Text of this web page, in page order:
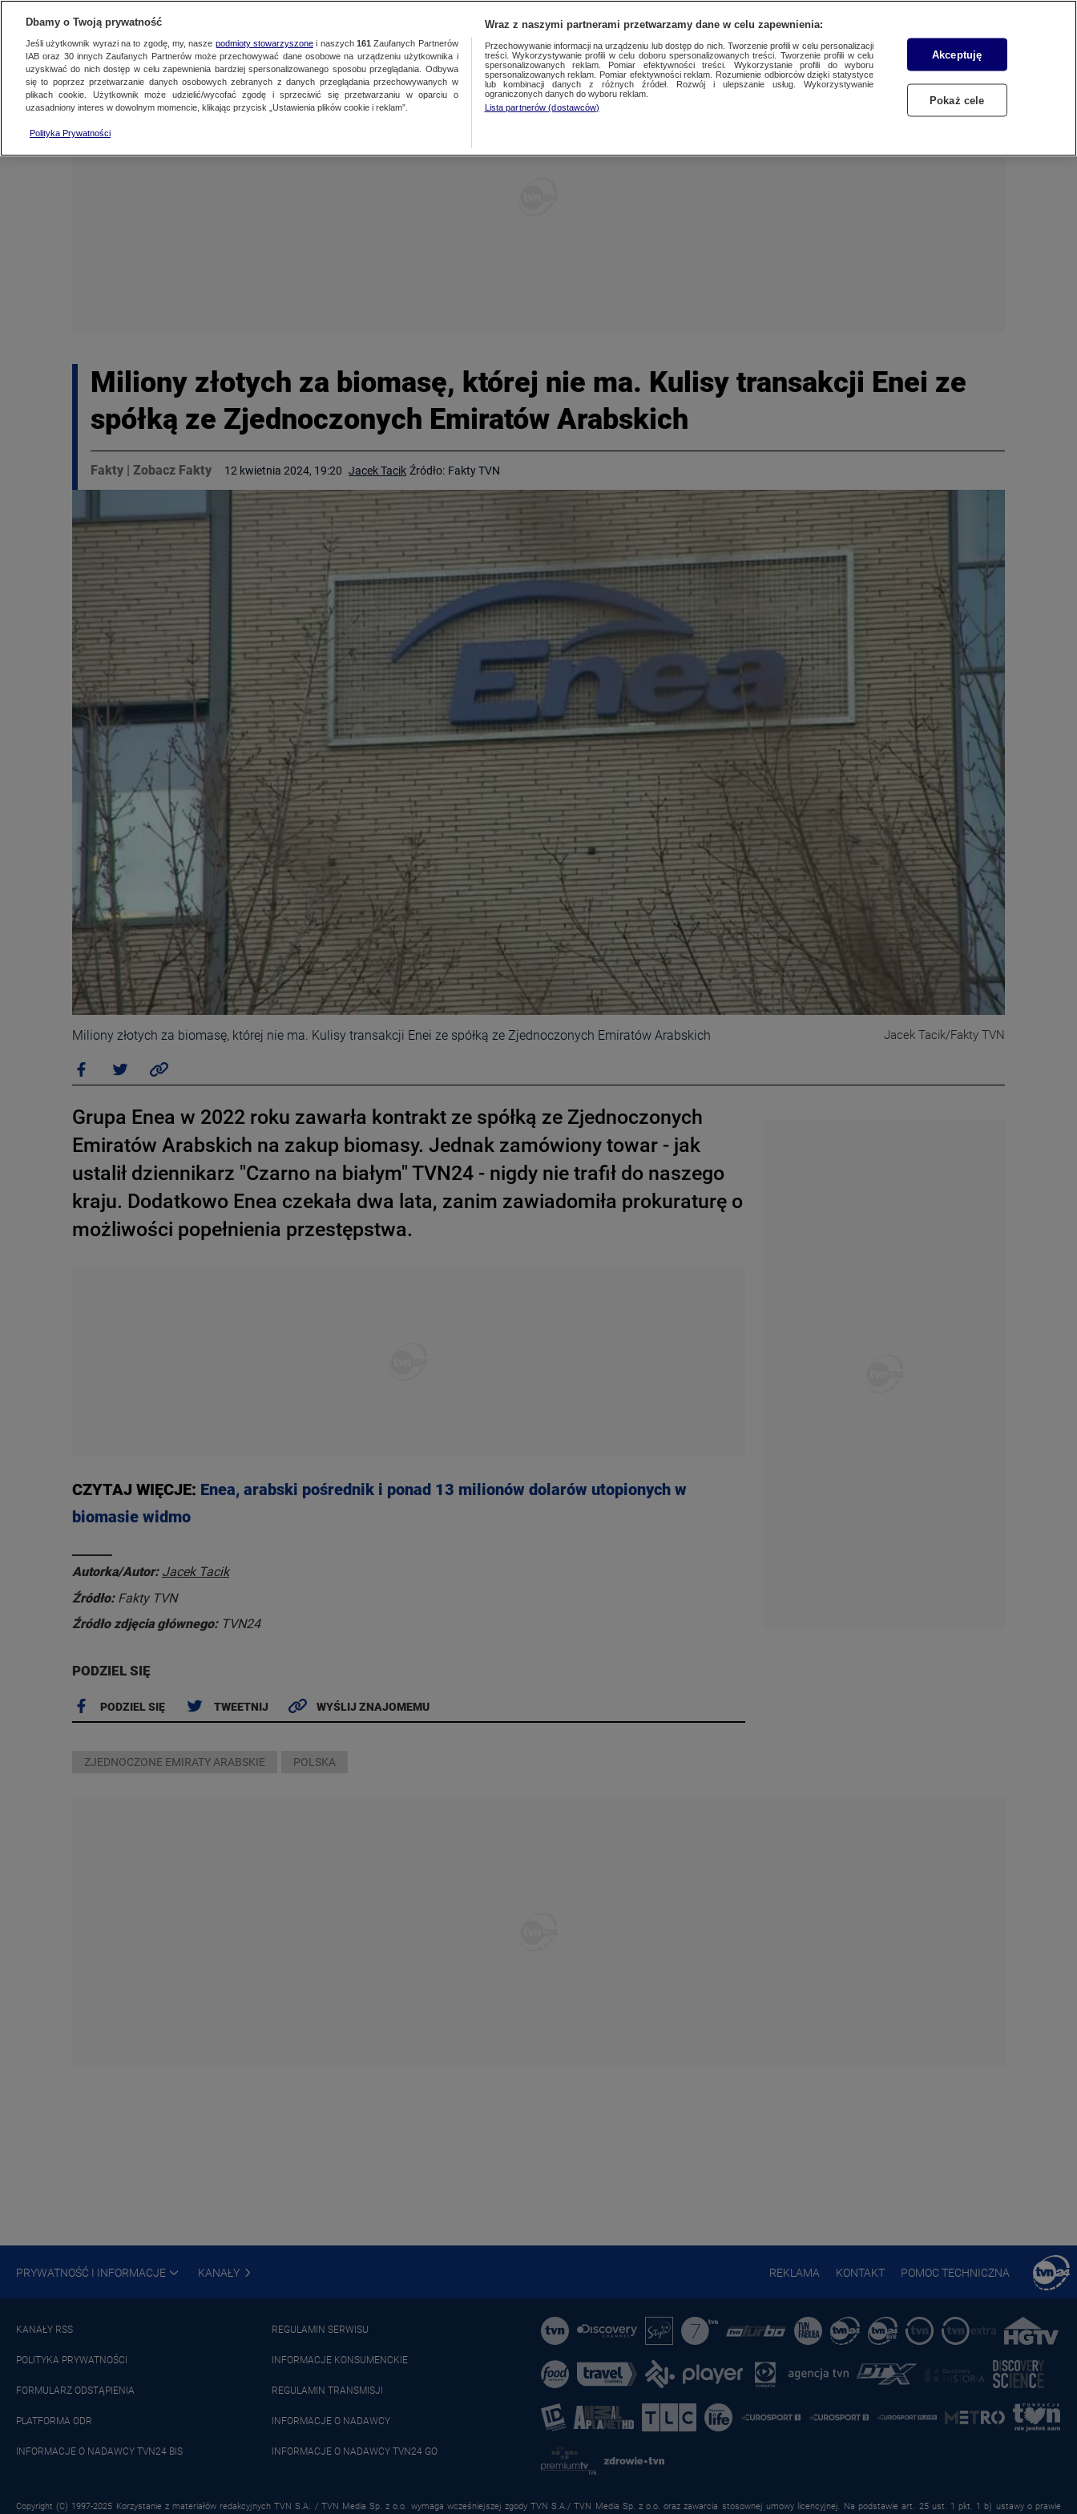
FAKTY PO FAKTACH FAKTY O ŚWIECIE
Dzień dobry!
ZALOGUJ SIĘ
Miliony złotych za biomasę, której nie ma. Kulisy transakcji Enei ze
spółką ze Zjednoczonych Emiratów Arabskich
Fakty | Zobacz Fakty 12 kwietnia 2024, 19:20 Jacek Tacik Źródło: Fakty TVN
Miliony złotych za biomasę, której nie ma. Kulisy transakcji Enei ze spółką ze Zjednoczonych Emiratów Arabskich Jacek Tacik/Fakty TVN
Grupa Enea w 2022 roku zawarła kontrakt ze spółką ze Zjednoczonych
Emiratów Arabskich na zakup biomasy. Jednak zamówiony towar - jak
ustalił dziennikarz "Czarno na białym" TVN24 - nigdy nie trafił do naszego
kraju. Dodatkowo Enea czekała dwa lata, zanim zawiadomiła prokuraturę o
możliwości popełnienia przestępstwa.
CZYTAJ WIĘCJE: Enea, arabski pośrednik i ponad 13 milionów dolarów utopionych w
biomasie widmo
Autorka/Autor: Jacek Tacik
Źródło: Fakty TVN
Źródło zdjęcia głównego: TVN24
PODZIEL SIĘ
PODZIEL SIĘ TWEETNIJ WYŚLIJ ZNAJOMEMU
ZJEDNOCZONE EMIRATY ARABSKIE POLSKA
PRYWATNOŚĆ I INFORMACJE KANAŁY REKLAMA KONTAKT POMOC TECHNICZNA
KANAŁY RSS REGULAMIN SERWISU
POLITYKA PRYWATNOŚCI INFORMACJE KONSUMENCKIE
FORMULARZ ODSTĄPIENIA REGULAMIN TRANSMISJI
PLATFORMA ODR INFORMACJE O NADAWCY
INFORMACJE O NADAWCY TVN24 BIS INFORMACJE O NADAWCY TVN24 GO
Copyright (C) 1997-2025 Korzystanie z materiałów redakcyjnych TVN S.A. / TVN Media Sp. z o.o. wymaga wcześniejszej zgody TVN S.A./ TVN Media Sp. z o.o. oraz zawarcia stosownej umowy licencyjnej. Na podstawie art. 25 ust. 1 pkt. 1 b) ustawy o prawie
Dbamy o Twoją prywatność
Jeśli użytkownik wyrazi na to zgodę, my, nasze podmioty stowarzyszonei naszych 161 Zaufanych Partnerów
IAB oraz 30innych Zaufanych Partnerów może przechowywać dane osobowe na urządzeniu użytkownika i
uzyskiwać do nich dostęp w celu zapewnienia bardziej spersonalizowanego sposobu przeglądania. Odbywa
się to poprzez przetwarzanie danych osobowych zebranych z danych przeglądania przechowywanych w
plikach cookie. Użytkownik może udzielić/wycofać zgodę i sprzeciwić się przetwarzaniu w oparciu o
uzasadniony interes w dowolnym momencie, klikając przycisk „Ustawienia plików cookie i reklam”.
Polityka Prywatności
Wraz z naszymi partnerami przetwarzamy dane w celu zapewnienia:
Przechowywanie informacji na urządzeniu lub dostęp do nich. Tworzenie profili w celu personalizacji
treści. Wykorzystywanie profili w celu doboru spersonalizowanych treści. Tworzenie profili w celu
spersonalizowanych reklam. Pomiar efektywności treści. Wykorzystanie profili do wyboru
spersonalizowanych reklam. Pomiar efektywności reklam. Rozumienie odbiorców dzięki statystyce
lub kombinacji danych z różnych źródeł. Rozwój i ulepszanie usług. Wykorzystywanie
ograniczonych danych do wyboru reklam.
Lista partnerów (dostawców)
Akceptuję
Pokaż cele